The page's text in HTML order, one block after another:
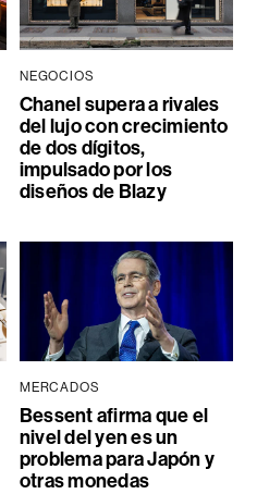
NEGOCIOS
Chanel supera a rivales
del lujo con crecimiento
de dos dígitos,
impulsado por los
diseños de Blazy
MERCADOS
Bessent afirma que el
nivel del yen es un
problema para Japón y
otras monedas